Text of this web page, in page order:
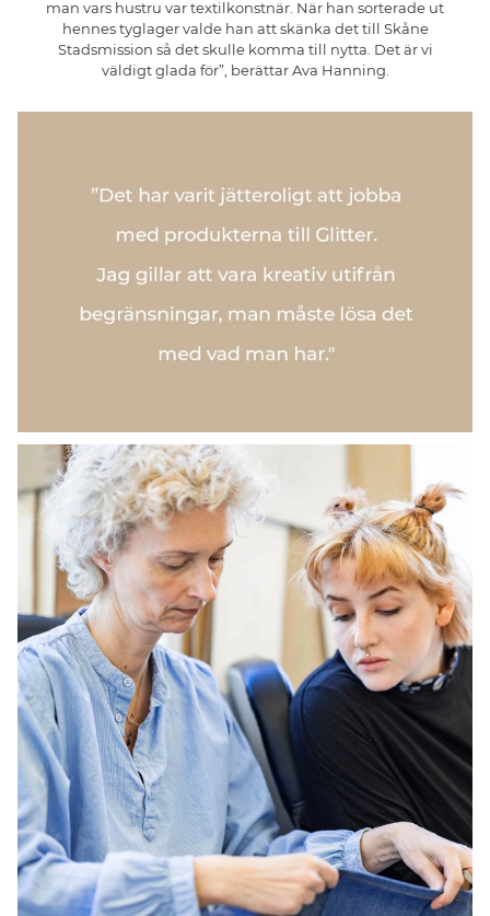
man vars hustru var textilkonstnär. När han sorterade ut
hennes tyglager valde han att skänka det till Skåne
Stadsmission så det skulle komma till nytta. Det är vi
väldigt glada för”, berättar Ava Hanning.